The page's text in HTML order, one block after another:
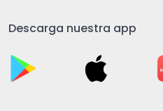
Descarga nuestra app